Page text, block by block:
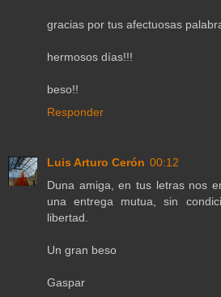
gracias por tus afectuosas
hermosos días!!!
beso!!
Responder
Luis Arturo Cerón 00:12
Duna amiga, en tus letras nos
una entrega mutua, sin
libertad.
Un gran beso
Gaspar